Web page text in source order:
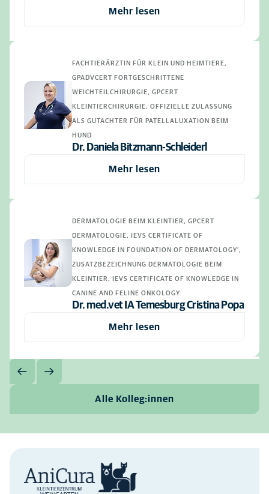
Mehr lesen
FACHTIERÄRZTIN FÜR KLEIN UND HEIMTIERE,
GPADVCERT FORTGESCHRITTENE
WEICHTEILCHIRURGIE, GPCERT
KLEINTIERCHIRURGIE, OFFIZIELLE ZULASSUNG
ALS GUTACHTER FÜR PATELLALUXATION BEIM
HUND
Dr. Daniela Bitzmann-Schleiderl
Mehr lesen
DERMATOLOGIE BEIM KLEINTIER, GPCERT
DERMATOLOGIE, IEVS CERTIFICATE OF
KNOWLEDGE IN FOUNDATION OF DERMATOLOGY‘,
ZUSATZBEZEICHNUNG DERMATOLOGIE BEIM
KLEINTIER, IEVS CERTIFICATE OF KNOWLEDGE IN
CANINE AND FELINE ONKOLOGY
Dr. med.vet IA Temesburg Cristina Popa
Mehr lesen
Alle Kolleg:innen